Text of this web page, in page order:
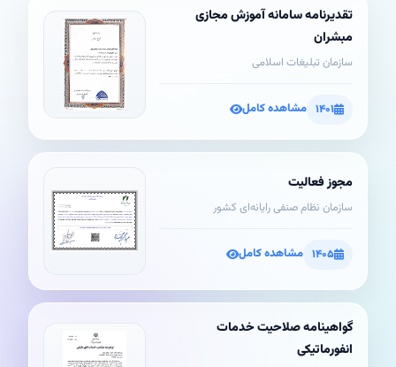
تقدیرنامه سامانه آموزش مجازی
مبشران
سازمان تبلیغات اسلامی
۱۴۰۱ مشاهده کامل
مجوز فعالیت
سازمان نظام صنفی رایانه‌ای کشور
۱۴۰۵ مشاهده کامل
گواهینامه صلاحیت خدمات
انفورماتیکی